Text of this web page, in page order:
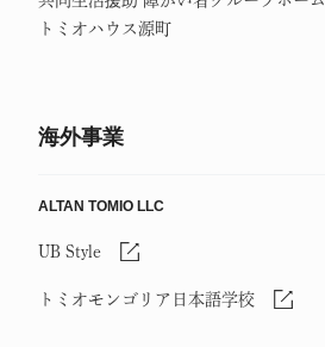
トミオハウス源町
海外事業
ALTAN TOMIO LLC
UB Style
トミオモンゴリア日本語学校